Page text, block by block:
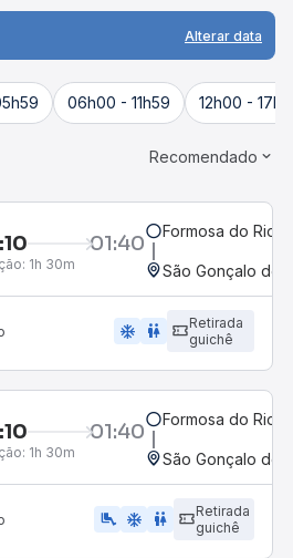
Alterar data
06h00 - 11h59 12h00 -
Recomendado
01:40
1h 30m
Formosa do Rio
São Gonçalo do
ac_unit wc
Retirada
guichê
01:40
1h 30m
Formosa do Rio
São Gonçalo do
airline_seat_legroom_extra ac_unit wc
Retirada
guichê